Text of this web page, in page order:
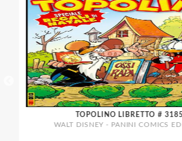
TOPOLINO LIBRETTO # 3185
WALT DISNEY - PANINI COMICS